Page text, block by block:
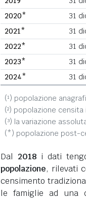
2020*
31
2021*
31
2022*
31
2023*
31
2024*
31
(¹) popolazione
(²) popolazione
(³) la variazione
(*) popolazione post-
Dal 2018 i dati
popolazione, rilevati
censimento
le famiglie ad una